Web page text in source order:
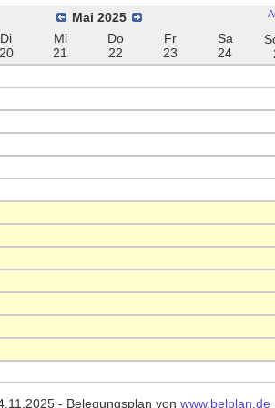
Mai 2025
Di
20
Mi
21
Do
22
Fr
23
Sa
24
- Belegungsplan von www.belplan.de